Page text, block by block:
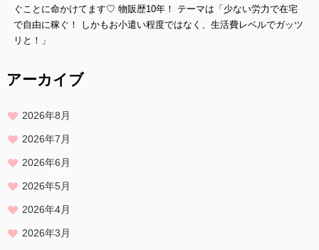
プライバシーに関する意見・苦情・異議申し立てについて
お客様が、当ウェブサイトで掲示した本方針を守っていないと思われ
よう努めます。
ぐことに命かけてます♡ 物販歴10年！ テーマは「少ない労力で在宅
で自由に稼ぐ！ しかもお小遣い程度ではなく、生活費レベルでガッツ
リと！」
アーカイブ
2026年8月
2026年7月
2026年6月
2026年5月
2026年4月
2026年3月